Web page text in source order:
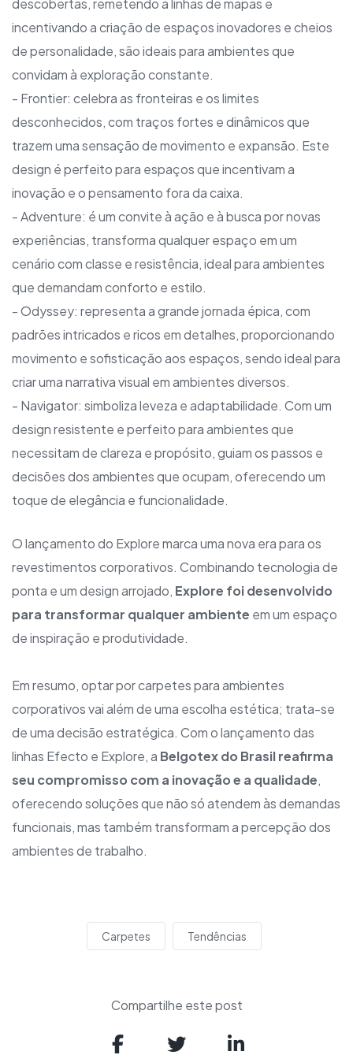
descobertas, remetendo a linhas de mapas e
incentivando a criação de espaços inovadores e cheios
de personalidade, são ideais para ambientes que
convidam à exploração constante.
- Frontier: celebra as fronteiras e os limites
desconhecidos, com traços fortes e dinâmicos que
trazem uma sensação de movimento e expansão. Este
design é perfeito para espaços que incentivam a
inovação e o pensamento fora da caixa.
- Adventure: é um convite à ação e à busca por novas
experiências, transforma qualquer espaço em um
cenário com classe e resistência, ideal para ambientes
que demandam conforto e estilo.
- Odyssey: representa a grande jornada épica, com
padrões intricados e ricos em detalhes, proporcionando
movimento e sofisticação aos espaços, sendo ideal para
criar uma narrativa visual em ambientes diversos.
- Navigator: simboliza leveza e adaptabilidade. Com um
design resistente e perfeito para ambientes que
necessitam de clareza e propósito, guiam os passos e
decisões dos ambientes que ocupam, oferecendo um
toque de elegância e funcionalidade.
O lançamento do Explore marca uma nova era para os
revestimentos corporativos. Combinando tecnologia de
ponta e um design arrojado, Explore foi desenvolvido
para transformar qualquer ambiente em um espaço
de inspiração e produtividade.
Em resumo, optar por carpetes para ambientes
corporativos vai além de uma escolha estética; trata-se
de uma decisão estratégica. Com o lançamento das
linhas Efecto e Explore, a Belgotex do Brasil reafirma
seu compromisso com a inovação e a qualidade,
oferecendo soluções que não só atendem às demandas
funcionais, mas também transformam a percepção dos
ambientes de trabalho.
Carpetes Tendências
Compartilhe este post